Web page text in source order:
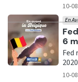
10-
6
En
Fed
10-